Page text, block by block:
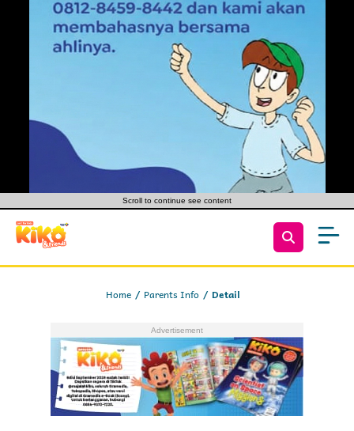
Scroll to continue see content
Home Parents Info Detail